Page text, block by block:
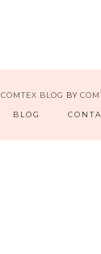
COMTEX BLOG BY
BLOG